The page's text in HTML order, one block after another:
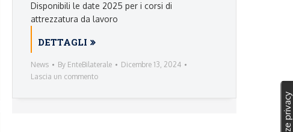
Disponibili le date 2025 per i corsi di
attrezzatura da lavoro
DETTAGLI
News By EnteBilaterale
Dicembre 13, 2024
Lascia un commento